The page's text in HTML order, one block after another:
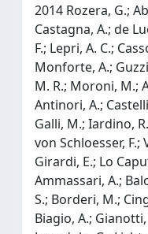
2014 Rozera, G.;
Castagna, A.; de
F.; Lepri, A. C.;
Monforte, A.;
M. R.; Moroni, M.;
Antinori, A.;
Galli, M.; Iardino,
von Schloesser, F.;
Girardi, E.; Lo
Ammassari, A.;
S.; Borderi, M.;
Biagio, A.;